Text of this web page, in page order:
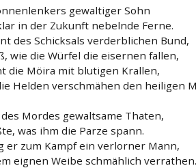
gewaltiger Sohn
in der Zukunft nebelnde Ferne.
des Schicksals verderblichen Bund,
wie die Würfel die eisernen fallen,
die Möira mit blutigen Krallen,
Helden verschmähen den heiligen
Mordes gewaltsame Thaten,
was ihm die Parze spann.
er zum Kampf ein verlorner Mann,
eignen Weibe schmählich verrathen.